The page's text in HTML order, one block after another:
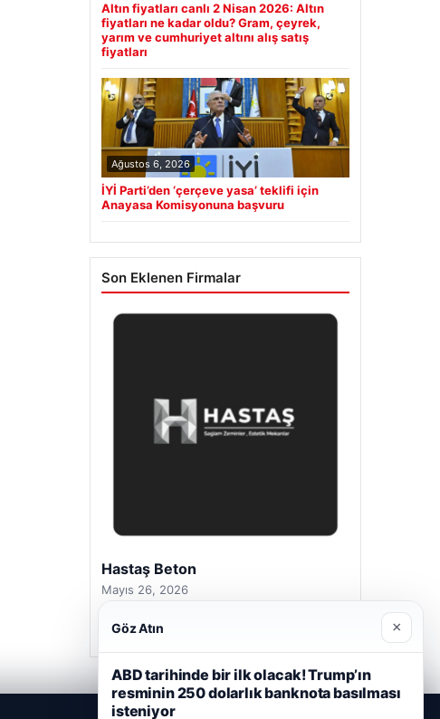
Altın fiyatları canlı 2 Nisan 2026: Altın
fiyatları ne kadar oldu? Gram, çeyrek,
yarım ve cumhuriyet altını alış satış
fiyatları
Ağustos 6, 2026
İYİ Parti’den ‘çerçeve yasa’ teklifi için
Anayasa Komisyonuna başvuru
Son Eklenen Firmalar
Hastaş Beton
Mayıs 26, 2026
Göz Atın ×
ABD tarihinde bir ilk olacak! Trump’ın
resminin 250 dolarlık banknota basılması
isteniyor